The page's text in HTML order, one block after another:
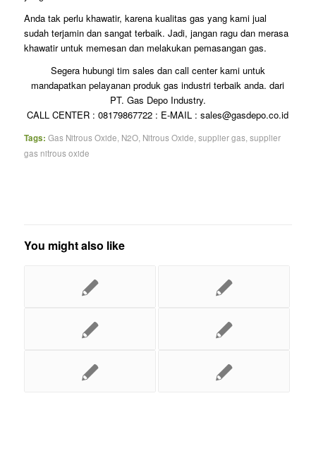
Anda tak perlu khawatir, karena kualitas gas yang kami jual
sudah terjamin dan sangat terbaik. Jadi, jangan ragu dan merasa
khawatir untuk memesan dan melakukan pemasangan gas.
Segera hubungi tim sales dan call center kami untuk
mandapatkan pelayanan produk gas industri terbaik anda. dari
PT. Gas Depo Industry.
CALL CENTER : 08179867722 : E-MAIL : sales@gasdepo.co.id
Tags: Gas Nitrous Oxide N2O, Nitrous Oxide supplier gas, supplier
gas nitrous oxide
You might also like